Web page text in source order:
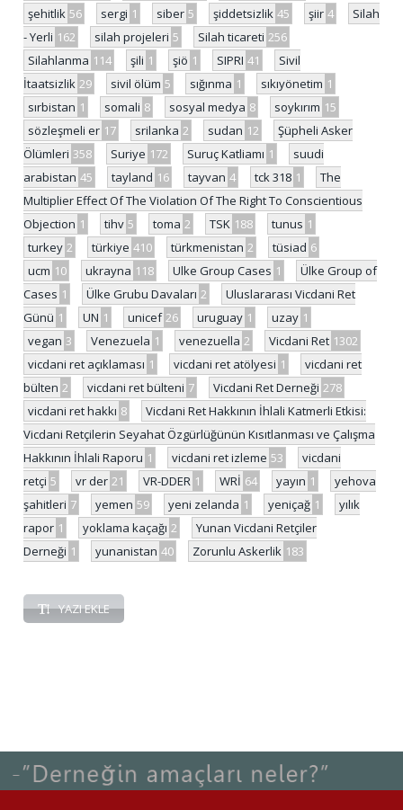
şehitlik 56 sergi 1 siber 5 şiddetsizlik 45 şiir 4
Silah
- Yerli 162 silah projeleri 5 Silah ticareti 256
Silahlanma 114 şili 1 şiö 1 SIPRI 41
Sivil
İtaatsizlik 29 sivil ölüm 5 sığınma 1 sıkıyönetim 1
sırbistan 1 somali 8 sosyal medya 8 soykırım 15
sözleşmeli er 17 srilanka 2 sudan 12
Şüpheli Asker
Ölümleri 358 Suriye 172 Suruç Katliamı 1
suudi
arabistan 45 tayland 16 tayvan 4 tck 318 1
The
Multiplier Effect Of The Violation Of The Right To Conscientious
Objection 1 tihv 5 toma 2 TSK 188 tunus 1
turkey 2 türkiye 410 türkmenistan 2 tüsiad 6
ucm 10 ukrayna 118 Ulke Group Cases 1
Ülke Group of
Cases 1 Ülke Grubu Davaları 2
Uluslararası Vicdani Ret
Günü 1 UN 1 unicef 26 uruguay 1 uzay 1
vegan 3 Venezuela 1 venezuella 2 Vicdani Ret 1302
vicdani ret açıklaması 1 vicdani ret atölyesi 1
vicdani ret
bülten 2 vicdani ret bülteni 7 Vicdani Ret Derneği 278
vicdani ret hakkı 8
Vicdani Ret Hakkının İhlali Katmerli Etkisi:
Vicdani Retçilerin Seyahat Özgürlüğünün Kısıtlanması ve Çalışma
Hakkının İhlali Raporu 1 vicdani ret izleme 53
vicdani
retçi 5 vr der 21 VR-DDER 1 WRİ 64 yayın 1
yehova
şahitleri 7 yemen 59 yeni zelanda 1 yeniçağ 1
yılık
rapor 1 yoklama kaçağı 2
Yunan Vicdani Retçiler
Derneği 1 yunanistan 40 Zorunlu Askerlik 183
YAZI EKLE